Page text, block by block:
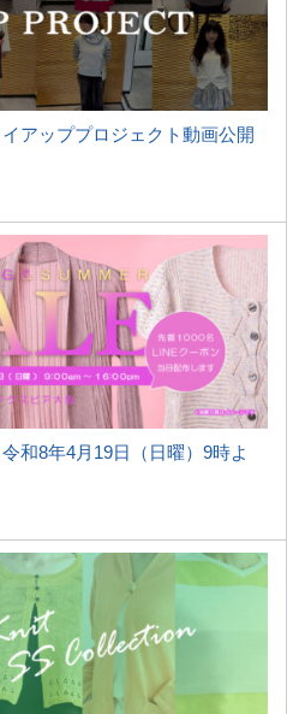
アッププロジェクト動画公開
和8年4月19日（日曜）9時よ